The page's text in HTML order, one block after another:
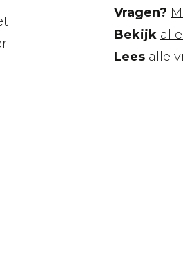
Vragen?
Bekijk
Lees alle